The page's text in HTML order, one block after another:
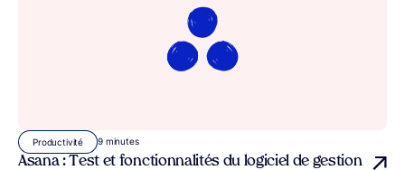
Productivité 9 minutes
Asana : Test et fonctionnalités du logiciel de gestion